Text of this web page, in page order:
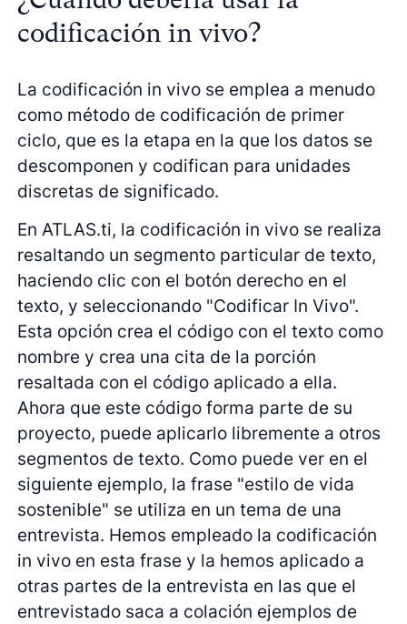
codificación in vivo?
La codificación in vivo se emplea a menudo
como método de codificación de primer
ciclo, que es la etapa en la que los datos se
descomponen y codifican para unidades
discretas de significado.
En ATLAS.ti, la codificación in vivo se realiza
resaltando un segmento particular de texto,
haciendo clic con el botón derecho en el
texto, y seleccionando "Codificar In Vivo".
Esta opción crea el código con el texto como
nombre y crea una cita de la porción
resaltada con el código aplicado a ella.
Ahora que este código forma parte de su
proyecto, puede aplicarlo libremente a otros
segmentos de texto. Como puede ver en el
siguiente ejemplo, la frase "estilo de vida
sostenible" se utiliza en un tema de una
entrevista. Hemos empleado la codificación
in vivo en esta frase y la hemos aplicado a
otras partes de la entrevista en las que el
entrevistado saca a colación ejemplos de